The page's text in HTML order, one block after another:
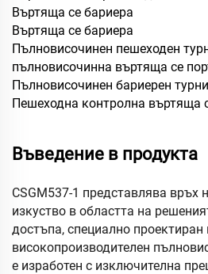
Въртяща се бариера
Въртяща се бариера
Пълновисочинен пешеходен
пълновисочинна въртяща се
Пълновисочинен бариерен
Пешеходна контролна въртяща
Въведение в продукта
CSGM537-1 представлява връх
изкуство в областта на
достъпа, специално проектиран
високопроизводителен
е изработен с изключителна